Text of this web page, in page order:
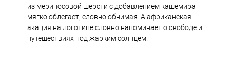
из мериносовой шерсти с добавлением кашемира
мягко облегает, словно обнимая. А африканская
акация на логотипе словно напоминает о свободе и
путешествиях под жарким солнцем.